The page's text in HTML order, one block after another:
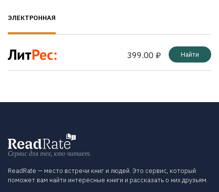
ЭЛЕКТРОННАЯ
399.00 ₽ Найти
Сервис для тех, кто читает.
ReadRate — место встречи книг и людей. Это сервис, который
поможет вам найти интересные книги и рассказать о них друзьям.